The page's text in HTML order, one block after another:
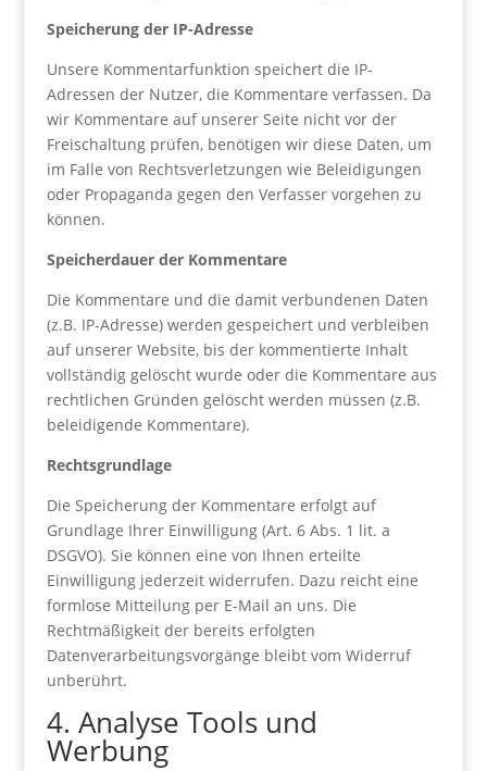
Speicherung der IP-Adresse
Unsere Kommentarfunktion speichert die IP-
Adressen der Nutzer, die Kommentare verfassen. Da
wir Kommentare auf unserer Seite nicht vor der
Freischaltung prüfen, benötigen wir diese Daten, um
im Falle von Rechtsverletzungen wie Beleidigungen
oder Propaganda gegen den Verfasser vorgehen zu
können.
Speicherdauer der Kommentare
Die Kommentare und die damit verbundenen Daten
(z.B. IP-Adresse) werden gespeichert und verbleiben
auf unserer Website, bis der kommentierte Inhalt
vollständig gelöscht wurde oder die Kommentare aus
rechtlichen Gründen gelöscht werden müssen (z.B.
beleidigende Kommentare).
Rechtsgrundlage
Die Speicherung der Kommentare erfolgt auf
Grundlage Ihrer Einwilligung (Art. 6 Abs. 1 lit. a
DSGVO). Sie können eine von Ihnen erteilte
Einwilligung jederzeit widerrufen. Dazu reicht eine
formlose Mitteilung per E-Mail an uns. Die
Rechtmäßigkeit der bereits erfolgten
Datenverarbeitungsvorgänge bleibt vom Widerruf
unberührt.
4. Analyse Tools und
Werbung